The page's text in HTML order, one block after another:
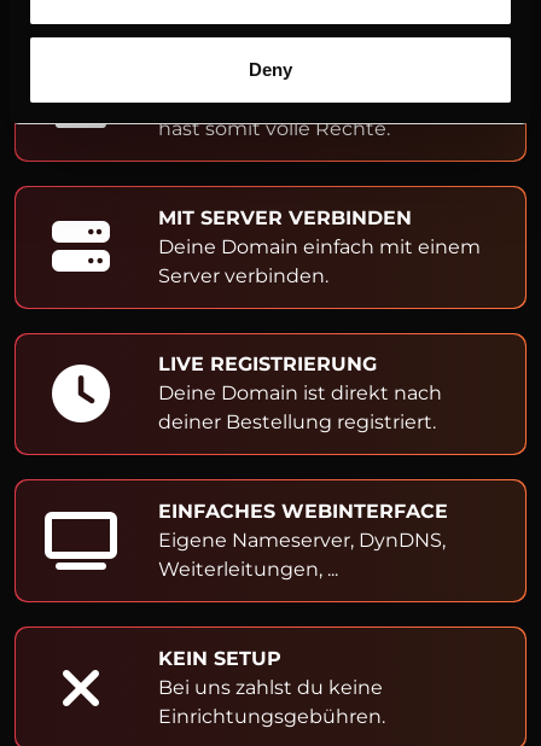
Deny
ADMIN- & OWNER-EINTRAG
Du bist Inhaber der Domain und
hast somit volle Rechte.
MIT SERVER VERBINDEN
Deine Domain einfach mit einem
Server verbinden.
LIVE REGISTRIERUNG
Deine Domain ist direkt nach
deiner Bestellung registriert.
EINFACHES WEBINTERFACE
Eigene Nameserver, DynDNS,
Weiterleitungen, ...
KEIN SETUP
Bei uns zahlst du keine
Einrichtungsgebühren.